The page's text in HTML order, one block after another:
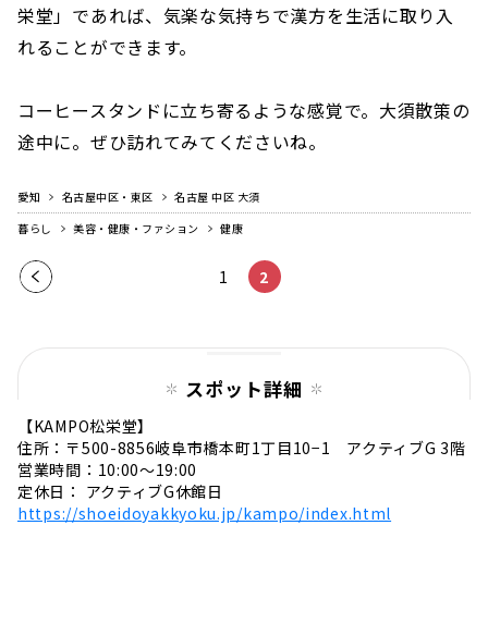
栄堂」であれば、気楽な気持ちで漢方を生活に取り入
れることができます。
コーヒースタンドに立ち寄るような感覚で。大須散策の
途中に。ぜひ訪れてみてくださいね。
愛知 名古屋中区・東区
名古屋 中区 大須
暮らし
美容・健康・ファション 健康
前の
1 2
スポット詳細
【KAMPO松栄堂】
住所：〒500-8856岐阜市橋本町1丁目10−1 アクティブG 3階
営業時間：10:00～19:00
定休日： アクティブG休館日
https://shoeidoyakkyoku.jp/kampo/index.html